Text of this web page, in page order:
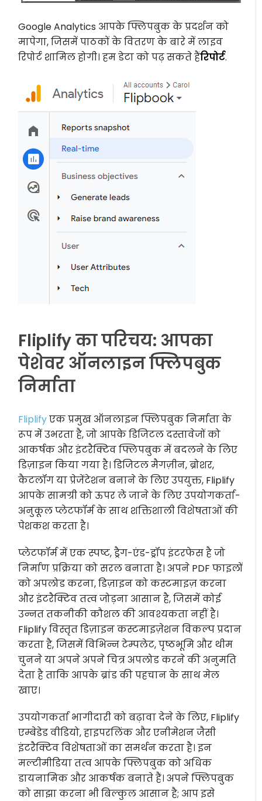
Google Analytics आपके फ्लिपबुक के प्रदर्शन को
मापेगा, जिसमें पाठकों के वितरण के बारे में लाइव
रिपोर्ट शामिल होगी। हम डेटा को पढ़ सकते हैंरिपोर्ट.
Fliplify का परिचय: आपका
पेशेवर ऑनलाइन फ्लिपबुक
निर्माता
Fliplifyएक प्रमुख ऑनलाइन फ्लिपबुक निर्माता के
रूप में उभरता है, जो आपके डिजिटल दस्तावेजों को
आकर्षक और इंटरैक्टिव फ्लिपबुक में बदलने के लिए
डिज़ाइन किया गया है। डिजिटल मैगज़ीन, ब्रोशर,
कैटलॉग या प्रेजेंटेशन बनाने के लिए उपयुक्त, Fliplify
आपके सामग्री को ऊपर ले जाने के लिए उपयोगकर्ता-
अनुकूल प्लेटफॉर्म के साथ शक्तिशाली विशेषताओं की
पेशकश करता है।
प्लेटफॉर्म में एक स्पष्ट, ड्रैग-एंड-ड्रॉप इंटरफेस है जो
निर्माण प्रक्रिया को सरल बनाता है। अपने PDF फाइलों
को अपलोड करना, डिज़ाइन को कस्टमाइज़ करना
और इंटरैक्टिव तत्व जोड़ना आसान है, जिसमें कोई
उन्नत तकनीकी कौशल की आवश्यकता नहीं है।
Fliplify विस्तृत डिज़ाइन कस्टमाइज़ेशन विकल्प प्रदान
करता है, जिसमें विभिन्न टेम्पलेट, पृष्ठभूमि और थीम
चुनने या अपने अपने चित्र अपलोड करने की अनुमति
देता है ताकि आपके ब्रांड की पहचान के साथ मेल
खाए।
उपयोगकर्ता भागीदारी को बढ़ावा देने के लिए, Fliplify
एम्बेडेड वीडियो, हाइपरलिंक और एनीमेशन जैसी
इंटरैक्टिव विशेषताओं का समर्थन करता है। इन
मल्टीमीडिया तत्व आपके फ्लिपबुक को अधिक
डायनामिक और आकर्षक बनाते हैं। अपने फ्लिपबुक
को साझा करना भी बिल्कुल आसान है; आप इसे